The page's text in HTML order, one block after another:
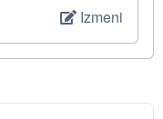
Izmeni